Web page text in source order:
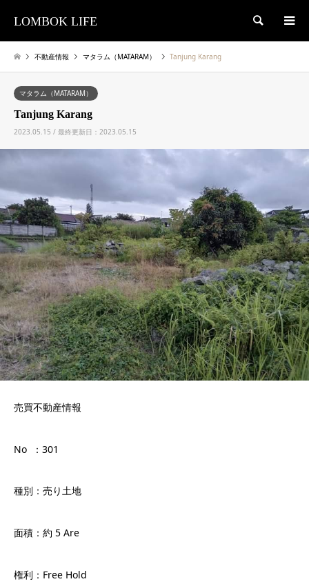
LOMBOK LIFE 検索
不動産情報 マタラム（MATARAM） Tanjung Karang
マタラム（MATARAM）
Tanjung Karang
2023.05.15 / 最終更新日：2023.05.15
売買不動産情報
No ：301
種別：売り土地
面積：約 5 Are
権利：Free Hold